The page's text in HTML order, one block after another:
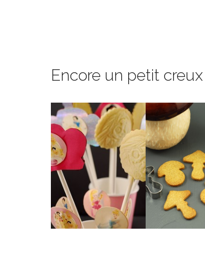
Encore un petit creux
GALETTES
DANOISES AU
BEURRE DE
PAULA
Des petits sablés parfaits
à l’heure du thé.
PETITS
BISCUITS
CÈPES
De
biscuits
poudre de